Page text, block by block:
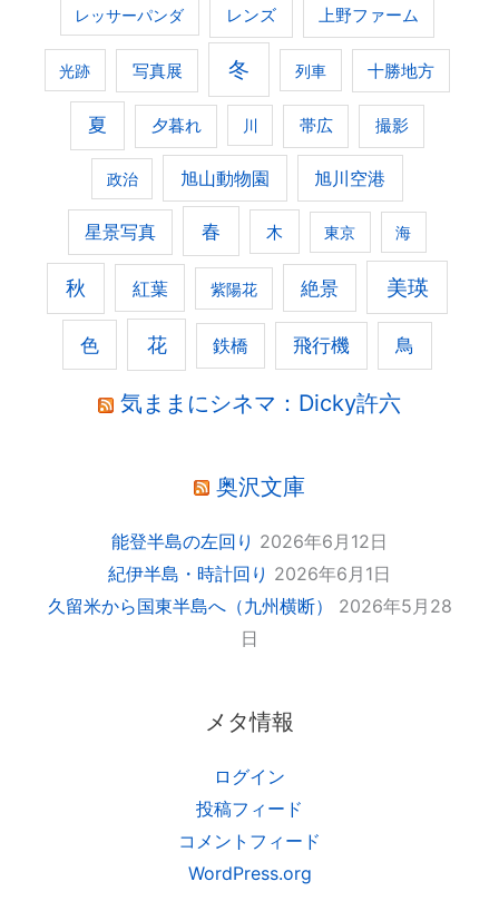
レッサーパンダ レンズ 上野ファーム
光跡 写真展 冬 列車 十勝地方
夏 夕暮れ 川 帯広 撮影
政治 旭山動物園 旭川空港
星景写真 春 木 東京 海
秋 紅葉 紫陽花 絶景 美瑛
色 花 鉄橋 飛行機 鳥
気ままにシネマ：Dicky許六
奥沢文庫
能登半島の左回り 2026年6月12日
紀伊半島・時計回り 2026年6月1日
久留米から国東半島へ（九州横断）
2026年5月28
日
メタ情報
ログイン
投稿フィード
コメントフィード
WordPress.org